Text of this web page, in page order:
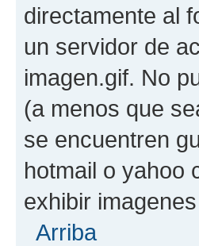
directamente al
un servidor de
imagen.gif. No
(a menos que
se encuentren
hotmail o yahoo
exhibir
Arriba